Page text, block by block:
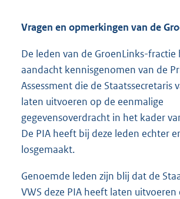
Vragen en opmerkingen van de
De leden van de GroenLinks-
aandacht kennisgenomen van de
Assessment die de Staatssecretaris
laten uitvoeren op de eenmalige
gegevensoverdracht in het kader
De PIA heeft bij deze leden echter
losgemaakt.
Genoemde leden zijn blij dat de
VWS deze PIA heeft laten uitvoeren